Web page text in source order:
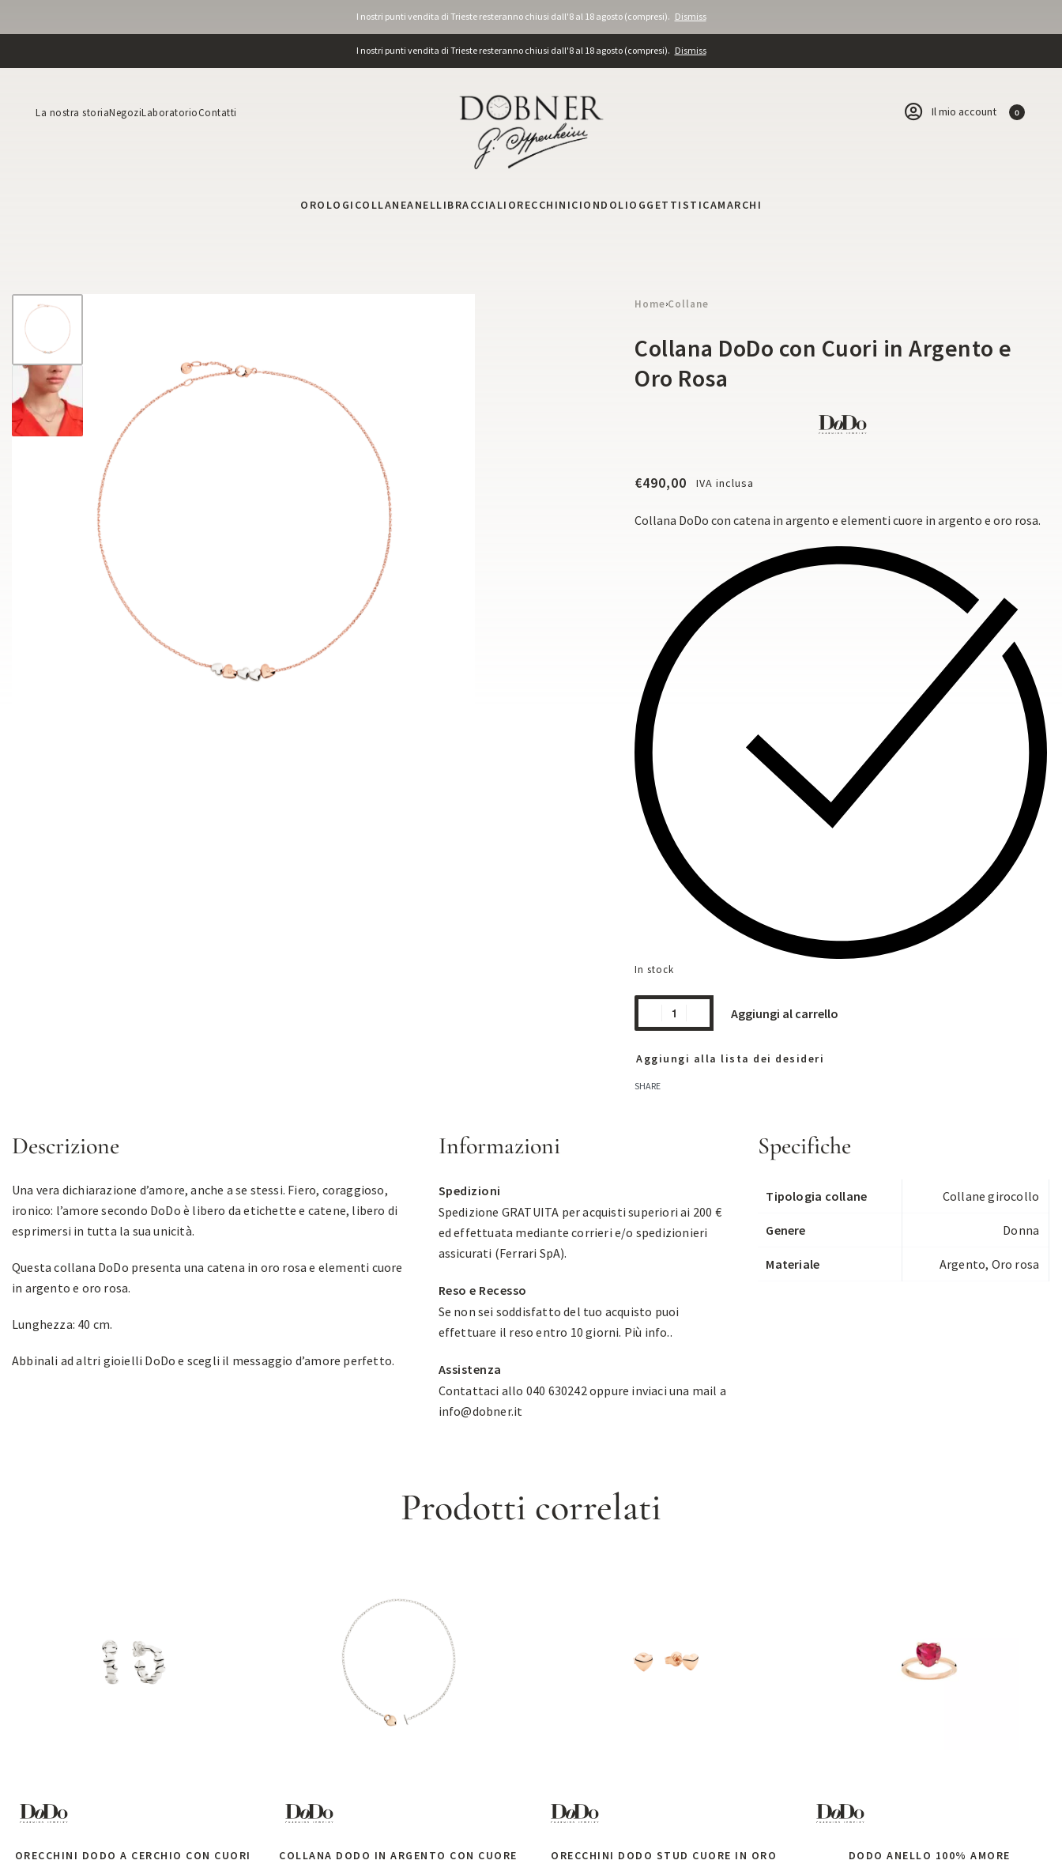
I nostri punti vendita di Trieste resteranno chiusi dall'8 al 18 agosto (compresi). Dismiss
I nostri punti vendita di Trieste resteranno chiusi dall'8 al 18 agosto (compresi). Dismiss
La nostra storiaNegoziLaboratorioContatti Il mio account 0
OROLOGI COLLANEANELLIBRACCIALI ORECCHINICIONDOLIOGGETTISTICAMARCHI
Home›Collane
Collana DoDo con Cuori in Argento e
Oro Rosa
€490,00 IVA inclusa
Collana DoDo con catena in argento e elementi cuore in argento e oro rosa.
In stock
Aggiungi al carrello
Aggiungi alla lista dei desideri
SHARE
Descrizione
Una vera dichiarazione d’amore, anche a se stessi. Fiero, coraggioso,
ironico: l’amore secondo DoDo è libero da etichette e catene, libero di
esprimersi in tutta la sua unicità.
Questa collana DoDo presenta una catena in oro rosa e elementi cuore
in argento e oro rosa.
Lunghezza: 40 cm.
Abbinali ad altri gioielli DoDo e scegli il messaggio d’amore perfetto.
Informazioni
Spedizioni
Spedizione GRATUITA per acquisti superiori ai 200 €
ed effettuata mediante corrieri e/o spedizionieri
assicurati (Ferrari SpA).
Reso e Recesso
Se non sei soddisfatto del tuo acquisto puoi
effettuare il reso entro 10 giorni. Più info..
Assistenza
Contattaci allo 040 630242 oppure inviaci una mail a
info@dobner.it
Specifiche
Tipologia collane Collane girocollo
Genere Donna
Materiale Argento, Oro rosa
Prodotti correlati
ORECCHINI DODO A CERCHIO CON CUORI
COLLANA DODO IN ARGENTO CON CUORE
ORECCHINI DODO STUD CUORE IN ORO
DODO ANELLO 100% AMORE